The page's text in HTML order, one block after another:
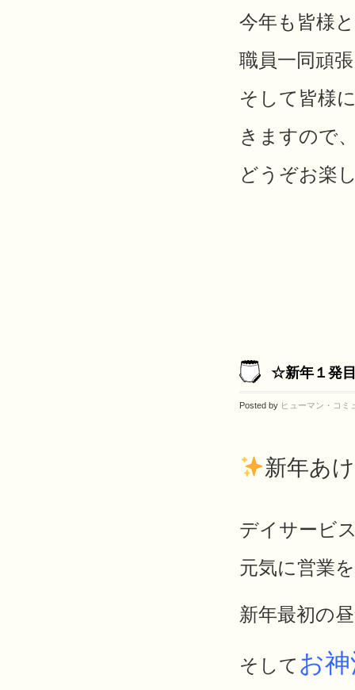
今年も皆様
職員一同頑
そして皆様
きますので
どうぞお楽
☆新年１発
Posted by ヒューマン・コミ
新年あ
デイサービ
元気に営業
新年最初の
そして お